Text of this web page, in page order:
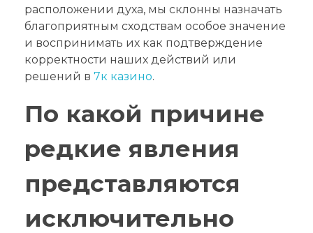
расположении духа, мы склонны назначать
благоприятным сходствам особое значение
и воспринимать их как подтверждение
корректности наших действий или
решений в 7к казино.
По какой причине
редкие явления
представляются
исключительно